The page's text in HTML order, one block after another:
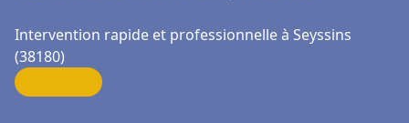
Intervention rapide et professionnelle à Seyssins
(38180)